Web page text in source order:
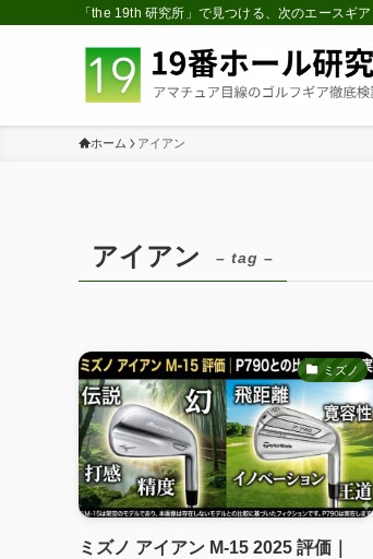
「the 19th 研究所」で見つける、次のエースギア
ホーム アイアン
アイアン – tag –
ミズノ
ミズノ アイアン M-15 2025 評価｜